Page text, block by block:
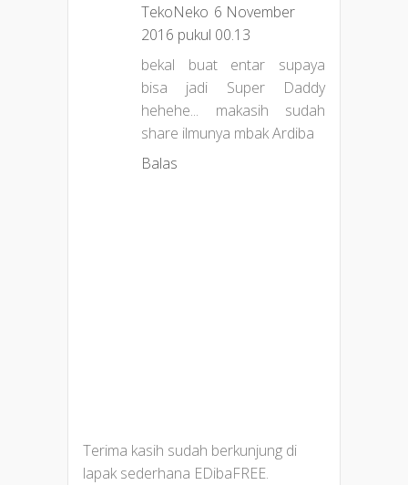
TekoNeko 6 November
2016 pukul 00.13
bekal buat entar supaya
bisa jadi Super Daddy
hehehe... makasih sudah
share ilmunya mbak Ardiba
Balas
Terima kasih sudah berkunjung di
lapak sederhana EDibaFREE.